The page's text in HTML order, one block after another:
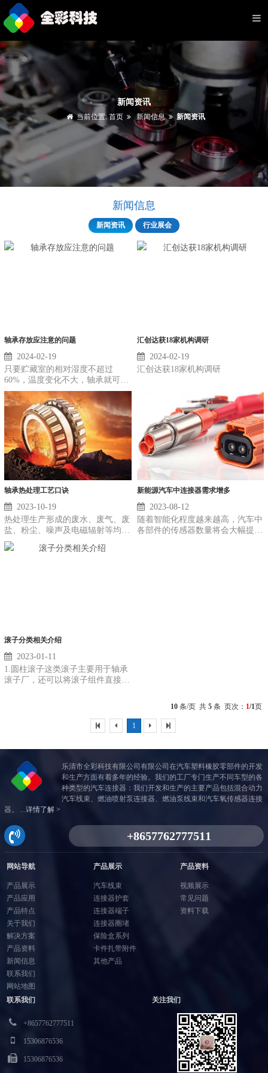
新闻资讯
当前位置:首页 新闻信息 新闻资讯
新闻信息
新闻资讯 行业展会
轴承存放应注意的问题
2024-02-19
只要贮藏室的相对湿度不超过
60%，温度变化不大，轴承就可以
放在原包装中存放数年。密封轴承
或带防尘罩的轴承，经长期存放
后，轴承中填充的润滑脂的润滑特
性可能会降低。贮藏室也应防震动
和摇动。 未存放在原......
汇创达获18家机构调研
2024-02-19
汇创达获18家机构调研
轴承热处理工艺口诀
2023-10-19
热处理生产形成的废水、废气、废
盐、粉尘、噪声及电磁辐射等均会
对环境造成污染。解决热处理的环
境污染问题，实行清洁热处理（或
新能源汽车中连接器需求增多
2023-08-12
随着智能化程度越来越高，汽车中
各部件的传感器数量将会大幅提
滚子分类相关介绍
2023-01-11
1.圆柱滚子这类滚子主要用于轴承
滚子厂，还可以将滚子组件直接用
有轴径用和无轴径用两种，主要用
10 条/页 共5 条 页次： 1/1页
1
乐清市全彩科技有限公司有限公司在汽车塑料橡胶零部件的开发
和生产方面有着多年的经验。我们的工厂专门生产不同车型的各
种类型的汽车连接器：我们开发和生产的主要产品包括混合动力
汽车线束、燃油喷射泵连接器、燃油泵线束和汽车氧传感器连接
器。 ... 详情了解 >
网站导航
产品展示
产品应用
产品特点
关于我们
解决方案
产品资料
新闻信息
联系我们
网站地图
产品展示
汽车线束
连接器护套
连接器端子
连接器圈堵
保险盒系列
卡件扎带附件
其他产品
产品资料
视频展示
常见问题
资料下载
联系我们
+8657762777511
15306876536
15306876536
关注我们